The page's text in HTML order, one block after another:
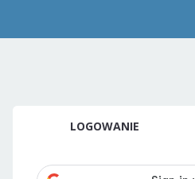
LOGOWANIE